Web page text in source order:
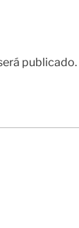
publicado.